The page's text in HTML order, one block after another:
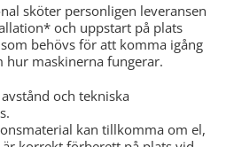
sköter personligen leveransen
och uppstart på plats
behövs för att komma igång
hur maskinerna fungerar.
och tekniska
kan tillkomma om el,